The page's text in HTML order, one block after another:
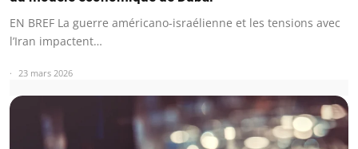
EN BREF La guerre américano-israélienne et les tensions avec
l’Iran impactent…
23 mars 2026